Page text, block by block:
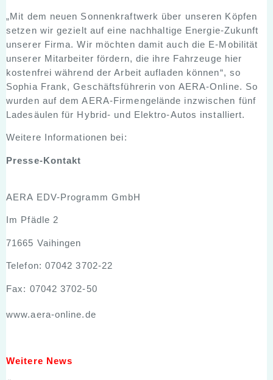
„Mit dem neuen Sonnenkraftwerk über unseren Köpfen
setzen wir gezielt auf eine nachhaltige Energie-Zukunft
unserer Firma. Wir möchten damit auch die E-Mobilität
unserer Mitarbeiter fördern, die ihre Fahrzeuge hier
kostenfrei während der Arbeit aufladen können“, so
Sophia Frank, Geschäftsführerin von AERA-Online. So
wurden auf dem AERA-Firmengelände inzwischen fünf
Ladesäulen für Hybrid- und Elektro-Autos installiert.
Weitere Informationen bei:
Presse-Kontakt
AERA EDV-Programm GmbH
Im Pfädle 2
71665 Vaihingen
Telefon: 07042 3702-22
Fax: 07042 3702-50
www.aera-online.de
Weitere News